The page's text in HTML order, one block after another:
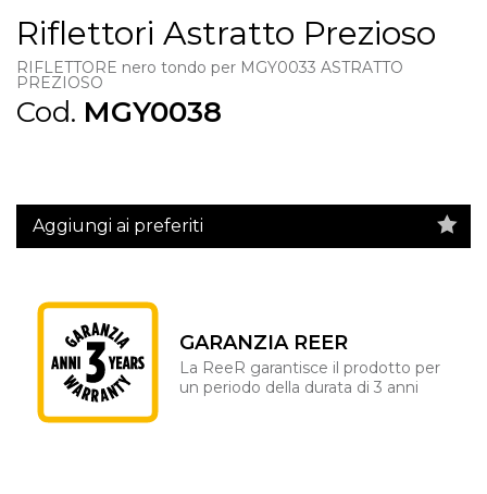
Riflettori Astratto Prezioso
RIFLETTORE nero tondo per MGY0033 ASTRATTO
PREZIOSO
Cod. MGY0038
Aggiungi ai preferiti
GARANZIA REER
La ReeR garantisce il prodotto per
un periodo della durata di 3 anni